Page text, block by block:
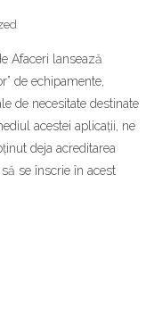
Afaceri lansează
de echipamente,
de necesitate destinate
acestei aplicații, ne
deja acreditarea
se înscrie în acest